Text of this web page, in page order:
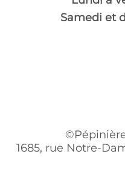
Samedi et
1685, rue Notre-